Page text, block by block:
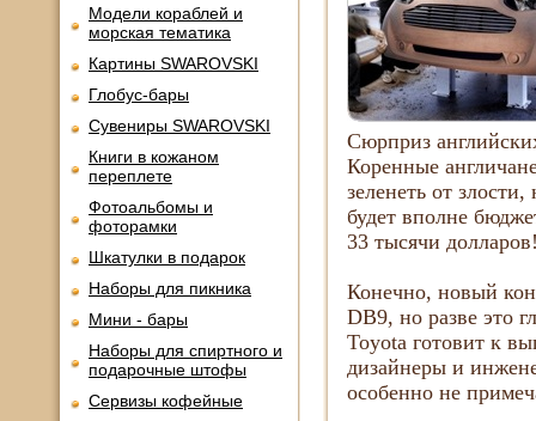
Модели кораблей и
морская тематика
Картины SWAROVSKI
Глобус-бары
Сувениры SWAROVSKI
Книги в кожаном
переплете
Фотоальбомы и
фоторамки
Шкатулки в подарок
Наборы для пикника
Мини - бары
Наборы для спиртного и
подарочные штофы
Сервизы кофейные
Сюрприз
Коренные
зеленеть от
будет вполне
33 тысячи
Конечно, новый
DB9, но разве это
Toyota готовит к
дизайнеры и
особенно не